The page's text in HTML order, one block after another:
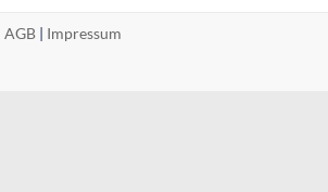
AGB | Impressum